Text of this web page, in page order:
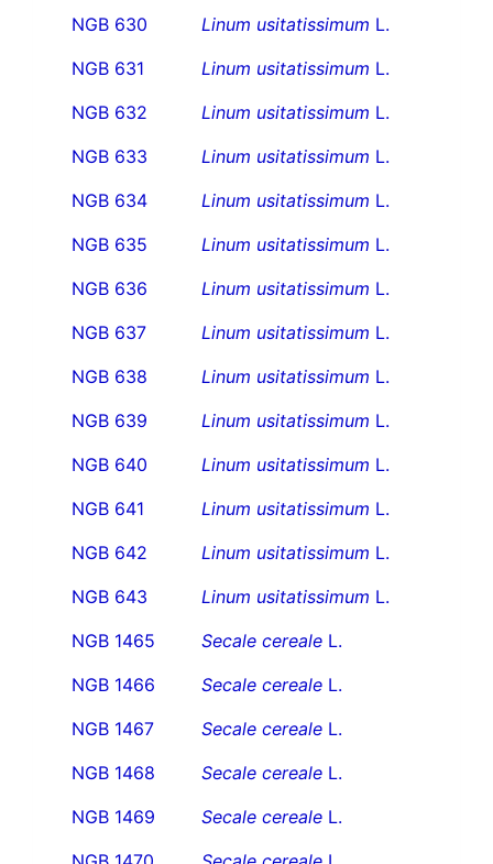
NGB 630
Linum usitatissimum L.
NGB 631
Linum usitatissimum L.
NGB 632
Linum usitatissimum L.
NGB 633
Linum usitatissimum L.
NGB 634
Linum usitatissimum L.
NGB 635
Linum usitatissimum L.
NGB 636
Linum usitatissimum L.
NGB 637
Linum usitatissimum L.
NGB 638
Linum usitatissimum L.
NGB 639
Linum usitatissimum L.
NGB 640
Linum usitatissimum L.
NGB 641
Linum usitatissimum L.
NGB 642
Linum usitatissimum L.
NGB 643
Linum usitatissimum L.
NGB 1465
Secale cereale L.
NGB 1466
Secale cereale L.
NGB 1467
Secale cereale L.
NGB 1468
Secale cereale L.
NGB 1469
Secale cereale L.